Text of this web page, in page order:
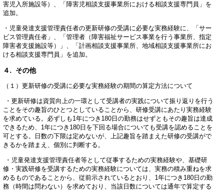
害児入所施設等）、「障害児相談支援事業所における相談支援専門員」を
追加。
・児童発達支援管理責任者の更新研修の受講に必要な実務経験に、「サー
ビス管理責任者」、「管理者（障害福祉サービス事業を行う事業所、指定
障害者支援施設等）」、「計画相談支援事業所、地域相談支援事業所にお
ける相談支援専門員」を追加。
４. その他
（１）更新研修の受講に必要な実務経験の期間の算定方法について
・更新研修は資質向上の一環として受講者の実践について振り返りを行う
ことをその趣旨のひとつとしていることから、研修受講にあたり実務経験
を求めている。必ずしも1年につき180日の勤務はせずともその趣旨は達成
できるため、1年につき180日を下回る場合についても受講を認めることを
可とする。日数の下限は定めないが、上記趣旨を踏まえた研修の受講がで
きるかを踏まえ、個別に判断する。
・児童発達支援管理責任者等として従事するための実務経験や、基礎研
修・実践研修を受講するための実務経験については、実務の積み重ねを求
めるものであることから、従前示されているとおり、1年につき180日の勤
務（時間は問わない）を求めており、当該日数については通年で算定する